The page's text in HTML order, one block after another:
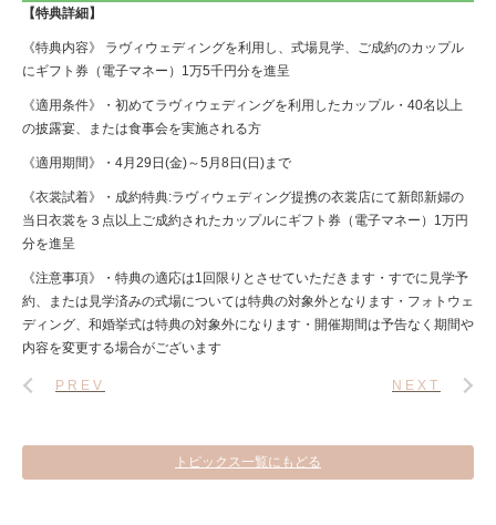
【特典詳細】
《特典内容》 ラヴィウェディングを利用し、式場見学、ご成約のカップル
にギフト券（電子マネー）1万5千円分を進呈
《適用条件》・初めてラヴィウェディングを利用したカップル・40名以上
の披露宴、または食事会を実施される方
《適用期間》・4月29日(金)～5月8日(日)まで
《衣裳試着》・成約特典:ラヴィウェディング提携の衣裳店にて新郎新婦の
当日衣裳を３点以上ご成約されたカップルにギフト券（電子マネー）1万円
分を進呈
《注意事項》・特典の適応は1回限りとさせていただきます・すでに見学予
約、または見学済みの式場については特典の対象外となります・フォトウェ
ディング、和婚挙式は特典の対象外になります・開催期間は予告なく期間や
内容を変更する場合がございます
PREV NEXT
トピックス一覧にもどる